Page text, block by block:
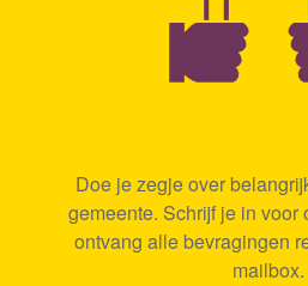
Doe je zegje over
gemeente. Schrijf je in voor
ontvang alle bevragingen
mailbox.